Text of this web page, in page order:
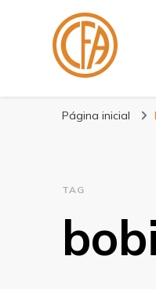
Blog
Página inicial
TAG